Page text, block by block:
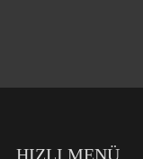
HIZLI MENÜ